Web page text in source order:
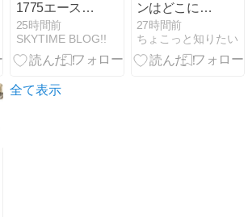
1775エースコ
ック辛旅大魔
王入り博多激
辛とんこつラ
地獄の釜が開
25時間前
SKYTIME BLOG!!
ンはどこに使
える？場所別
の使い方と失
敗しないため
27時間前
ちょこっと知りたい
全て表示